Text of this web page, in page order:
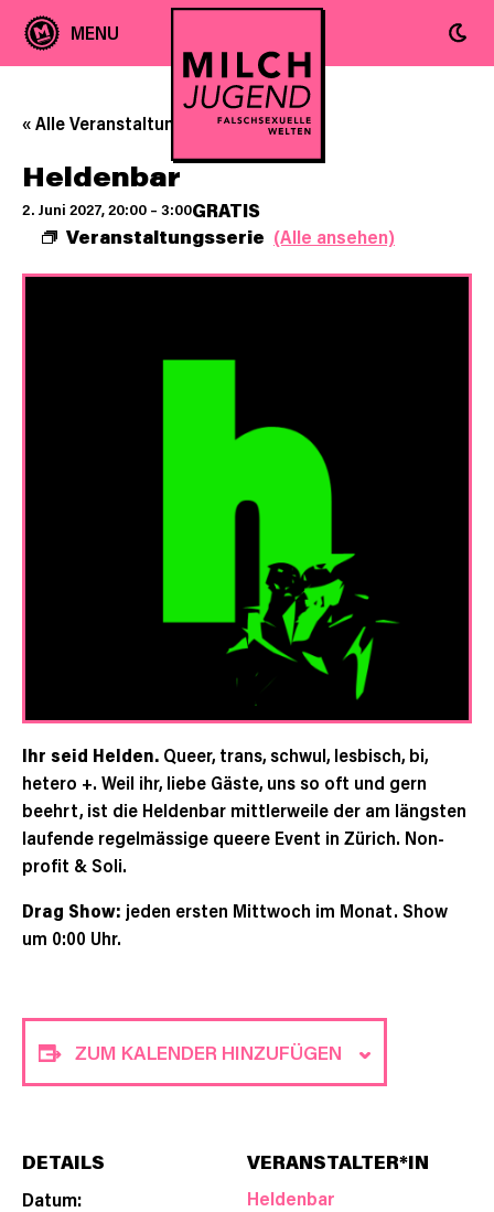
« Alle Veranstaltungen
Heldenbar
2. Juni 2027, 20:00 – 3:00
Veranstaltungsserie (Alle ansehen)
GRATIS
Ihr seid Helden. Queer, trans, schwul, lesbisch, bi,
hetero +. Weil ihr, liebe Gäste, uns so oft und gern
beehrt, ist die Heldenbar mittlerweile der am längsten
laufende regelmässige queere Event in Zürich. Non-
profit & Soli.
Drag Show: jeden ersten Mittwoch im Monat. Show
um 0:00 Uhr.
ZUM KALENDER HINZUFÜGEN
DETAILS
Datum:
VERANSTALTER*IN
Heldenbar